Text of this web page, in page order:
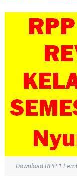
Download RPP 1